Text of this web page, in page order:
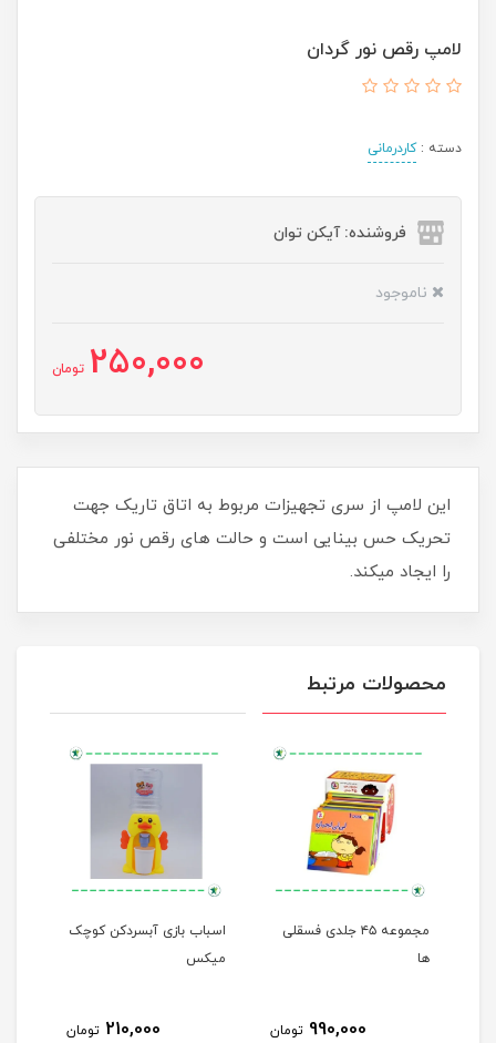
لامپ رقص نور گردان
دسته :کاردرمانی
فروشنده: آیکن توان
ناموجود
250,000 تومان
این لامپ از سری تجهیزات مربوط به اتاق تاریک جهت
تحریک حس بینایی است و حالت های رقص نور مختلفی
را ایجاد میکند.
محصولات مرتبط
مجموعه ۴۵ جلدی فسقلی
ها
990,000 تومان
اسباب بازی آبسردکن کوچک
میکس
210,000 تومان